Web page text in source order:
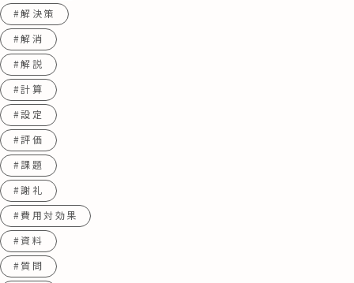
#解決策
#解消
#解説
#計算
#設定
#評価
#課題
#謝礼
#費用対効果
#資料
#質問